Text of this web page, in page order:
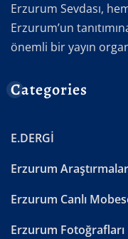
Erzurum Sevdası,
Erzurum’un
önemli bir yayın
Categories
E.DERGİ
Erzurum
Erzurum Canlı
Erzurum Fotoğrafları